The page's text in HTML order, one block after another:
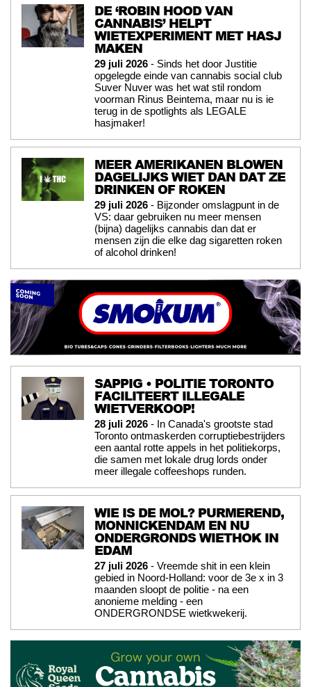
DE ‘ROBIN HOOD VAN
CANNABIS’ HELPT
WIETEXPERIMENT MET HASJ
MAKEN
29 juli 2026 - Sinds het door Justitie
opgelegde einde van cannabis social club
Suver Nuver was het wat stil rondom
voorman Rinus Beintema, maar nu is ie
terug in de spotlights als LEGALE
hasjmaker!
MEER AMERIKANEN BLOWEN
DAGELIJKS WIET DAN DAT ZE
DRINKEN OF ROKEN
29 juli 2026 - Bijzonder omslagpunt in de
VS: daar gebruiken nu meer mensen
(bijna) dagelijks cannabis dan dat er
mensen zijn die elke dag sigaretten roken
of alcohol drinken!
SAPPIG • POLITIE TORONTO
FACILITEERT ILLEGALE
WIETVERKOOP!
28 juli 2026 - In Canada's grootste stad
Toronto ontmaskerden corruptiebestrijders
een aantal rotte appels in het politiekorps,
die samen met lokale drug lords onder
meer illegale coffeeshops runden.
WIE IS DE MOL? PURMEREND,
MONNICKENDAM EN NU
ONDERGRONDS WIETHOK IN
EDAM
27 juli 2026 - Vreemde shit in een klein
gebied in Noord-Holland: voor de 3e x in 3
maanden sloopt de politie - na een
anonieme melding - een
ONDERGRONDSE wietkwekerij.